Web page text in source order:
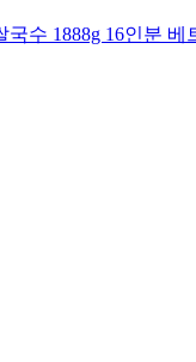
국수 1888g 16인분 베